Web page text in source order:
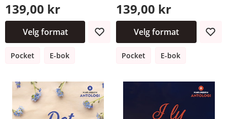
139,00 kr
Velg format
Pocket E-bok
139,00 kr
Velg format
Pocket E-bok